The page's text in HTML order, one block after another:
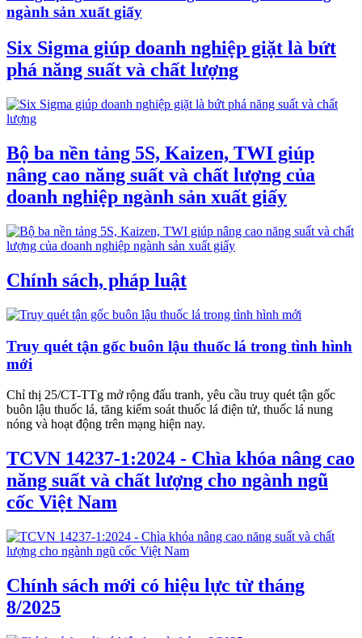
ngành sản xuất giấy
Six Sigma giúp doanh nghiệp giặt là bứt
phá năng suất và chất lượng
Bộ ba nền tảng 5S, Kaizen, TWI giúp
nâng cao năng suất và chất lượng của
doanh nghiệp ngành sản xuất giấy
Chính sách, pháp luật
Truy quét tận gốc buôn lậu thuốc lá trong tình hình
mới
Chỉ thị 25/CT-TTg mở rộng đấu tranh, yêu cầu truy quét tận gốc
buôn lậu thuốc lá, tăng kiểm soát thuốc lá điện tử, thuốc lá nung
nóng và hoạt động trên mạng hiện nay.
TCVN 14237-1:2024 - Chìa khóa nâng cao
năng suất và chất lượng cho ngành ngũ
cốc Việt Nam
Chính sách mới có hiệu lực từ tháng
8/2025